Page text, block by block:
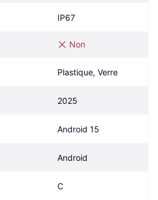
IP67
Non
Plastique, Verre
2025
Android 15
Android
C